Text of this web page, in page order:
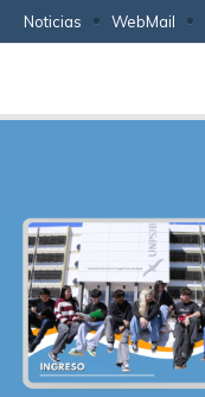
Noticias WebMail